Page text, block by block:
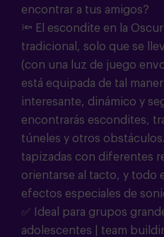
encontrar a tus amigos?
🔦 El escondite en la
tradicional, solo que se
(con una luz de juego
está equipada de tal
interesante, dinámico y
encontrarás escondites,
túneles y otros
tapizadas con diferentes
orientarse al tacto, y todo
efectos especiales de
✅ Ideal para grupos
adolescentes | team